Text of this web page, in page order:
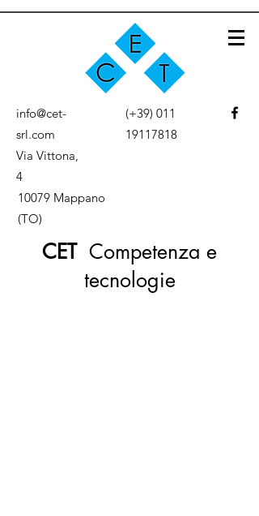
info@cet-
srl.com
(+39) 011
19117818
Via Vittona,
4
10079 Mappano
(TO)
CETCompetenza e
tecnologie